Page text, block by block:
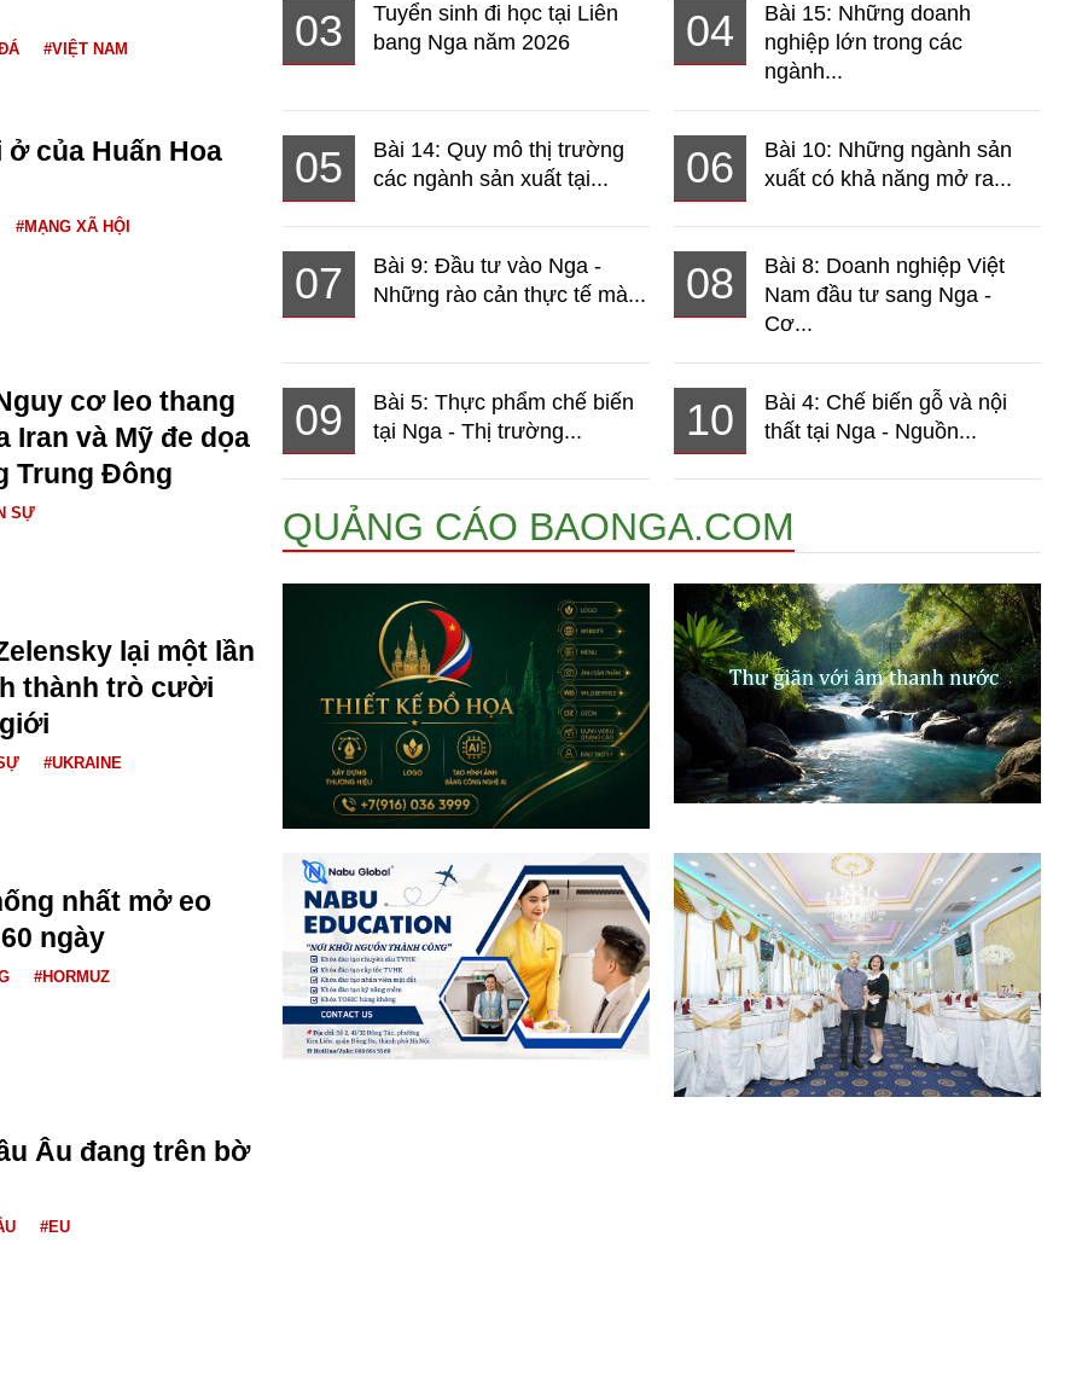
#VIỆT NAM
của Huấn Hoa
#MẠNG XÃ HỘI
cơ leo thang
Iran và Mỹ đe dọa
Trung Đông
SỰ
lại một lần
thành trò cười
#UKRAINE
nhất mở eo
ngày
#HORMUZ
Âu đang trên bờ
#EU
03
Tuyển sinh đi học tại Liên
bang Nga năm 2026
04
Bài 15: Những doanh
nghiệp lớn trong các
ngành...
05
Bài 14: Quy mô thị trường
các ngành sản xuất tại...
06
Bài 10: Những ngành sản
xuất có khả năng mở ra...
07
Bài 9: Đầu tư vào Nga -
Những rào cản thực tế mà...
08
Bài 8: Doanh nghiệp Việt
Nam đầu tư sang Nga -
Cơ...
09
Bài 5: Thực phẩm chế biến
tại Nga - Thị trường...
10
Bài 4: Chế biến gỗ và nội
thất tại Nga - Nguồn...
QUẢNG CÁO BAONGA.COM